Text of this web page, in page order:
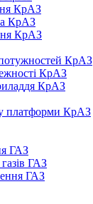
КрАЗ
КрАЗ
КрАЗ
КрАЗ
КрАЗ
КрАЗ
платформи КрАЗ
ГАЗ
ГАЗ
ГАЗ